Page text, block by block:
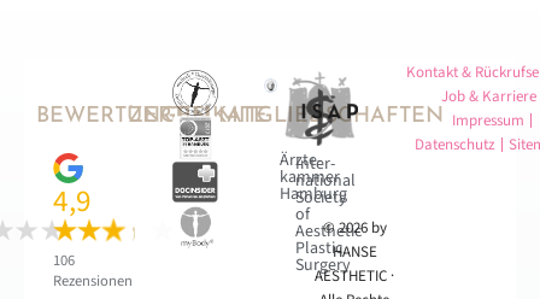
BEWERTUNGEN
4,9
106
Rezensionen
ZERTIFIKATEMITGLIEDSCHAFTEN
Ärzte­
kammer
Hamburg
Inter­
national
Society
of
Aesthetic
Plastic
Surgery
© 2026 by
HANSE
AESTHETIC ·
Kontakt &
Job & Karriere
Impressum
Datenschutz